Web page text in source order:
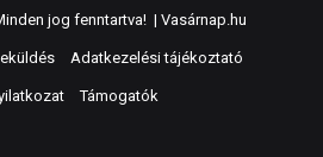
jog fenntartva! | Vasárnap.hu
Adatkezelési tájékoztató
Támogatók